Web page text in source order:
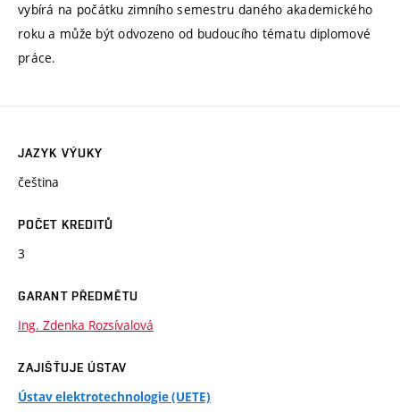
vybírá na počátku zimního semestru daného akademického
roku a může být odvozeno od budoucího tématu diplomové
práce.
JAZYK VÝUKY
čeština
POČET KREDITŮ
3
GARANT PŘEDMĚTU
Ing. Zdenka Rozsívalová
ZAJIŠŤUJE ÚSTAV
Ústav elektrotechnologie (UETE)